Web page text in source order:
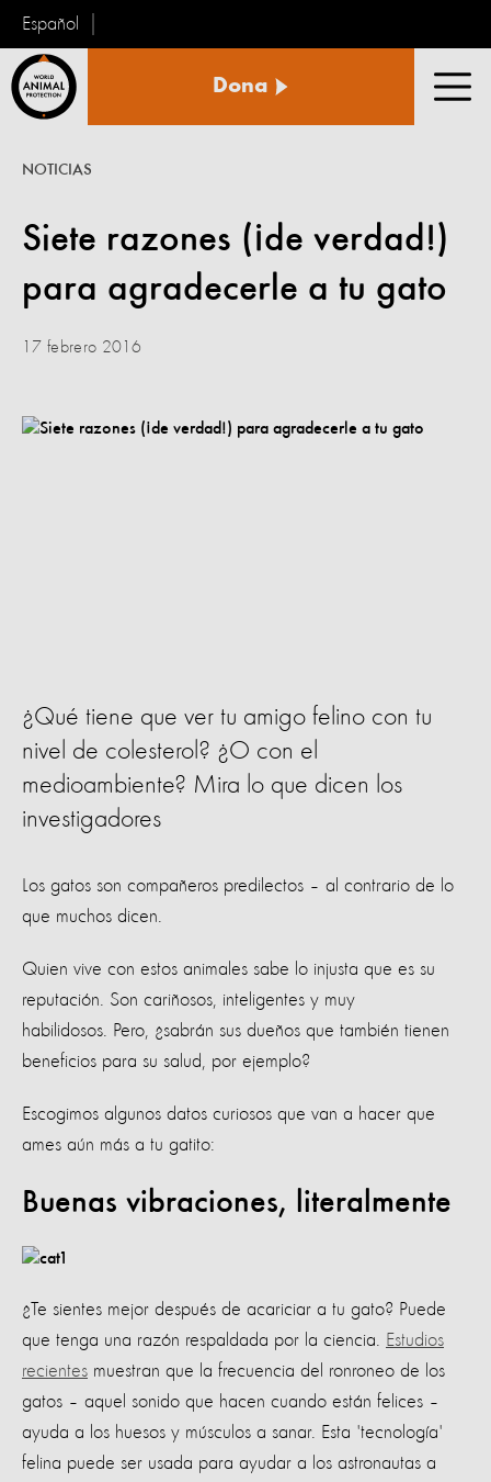
Español
Animal
Dona
Siete razones (¡de verdad!)
para agradecerle a tu gato
NOTICIAS
17 febrero 2016
¿Qué tiene que ver tu amigo felino con tu
nivel de colesterol? ¿O con el
medioambiente? Mira lo que dicen los
investigadores
Los gatos son compañeros predilectos – al contrario de lo
que muchos dicen.
Quien vive con estos animales sabe lo injusta que es su
reputación. Son cariñosos, inteligentes y muy
habilidosos. Pero, ¿sabrán sus dueños que también tienen
beneficios para su salud, por ejemplo?
Escogimos algunos datos curiosos que van a hacer que
ames aún más a tu gatito:
Buenas vibraciones, literalmente
¿Te sientes mejor después de acariciar a tu gato? Puede
que tenga una razón respaldada por la ciencia.
Estudios
recientes muestran que la frecuencia del ronroneo de los
gatos – aquel sonido que hacen cuando están felices –
ayuda a los huesos y músculos a sanar. Esta 'tecnología'
felina puede ser usada para ayudar a los astronautas a